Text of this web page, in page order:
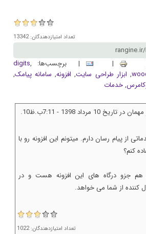
تعداد امتیازدهندگان: 13342
| | برچسب‌ها: digits,
, ابزار طراحی سایت, افزونه, سامانه پیامک,
,خدمات
مرداد 1398 - 7:11ب.ظ10.
از پیام رسان دارم. میتونم این افزونه رو با
کنم؟
هم جزو درگاه های این افزونه هست و در
کننده از شما می خواهد.
تعداد امتیازدهندگان: 1022